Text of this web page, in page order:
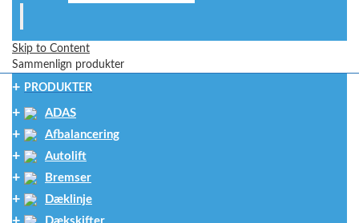
Skip to Content
Sammenlign produkter
PRODUKTER
ADAS
Afbalancering
Autolift
Bremser
Dæklinje